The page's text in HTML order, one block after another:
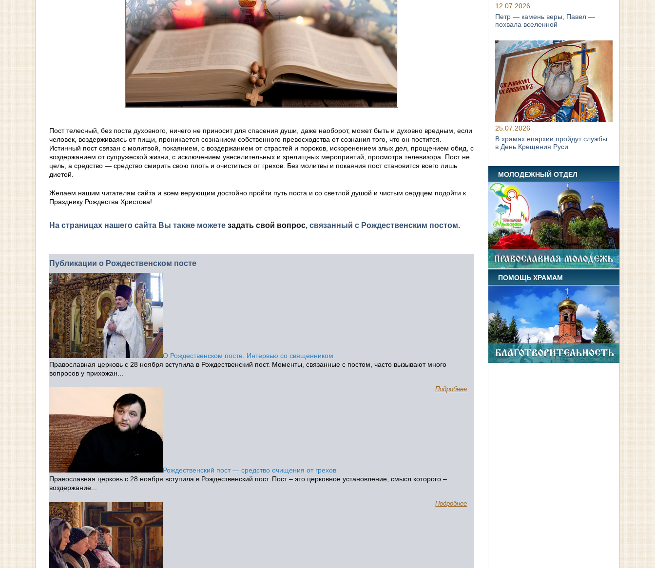
Пост телесный, без поста духовного, ничего не приносит для спасения души, даже наоборот, может быть и духовно вредным, если
человек, воздерживаясь от пищи, проникается сознанием собственного превосходства от сознания того, что он постится.
Истинный пост связан с молитвой, покаянием, с воздержанием от страстей и пороков, искоренением злых дел, прощением обид, с
воздержанием от супружеской жизни, с исключением увеселительных и зрелищных мероприятий, просмотра телевизора. Пост не
цель, а средство — средство смирить свою плоть и очиститься от грехов. Без молитвы и покаяния пост становится всего лишь
диетой.
Желаем нашим читателям сайта и всем верующим достойно пройти путь поста и со светлой душой и чистым сердцем подойти к
Празднику Рождества Христова!
На страницах нашего сайта Вы также можете задать свой вопрос, связанный с Рождественским постом.
Публикации о Рождественском посте
О Рождественском посте. Интервью со священником
Православная церковь с 28 ноября вступила в Рождественский пост. Моменты, связанные с постом, часто вызывают много
вопросов у прихожан...
Подробнее
Рождественский пост — средство очищения от грехов
Православная церковь с 28 ноября вступила в Рождественский пост. Пост – это церковное установление, смысл которого –
воздержание...
Подробнее
12.07.2026
Петр — камень веры, Павел —
похвала вселенной
25.07.2026
В храмах епархии пройдут службы
в День Крещения Руси
МОЛОДЕЖНЫЙ ОТДЕЛ
ПОМОЩЬ ХРАМАМ